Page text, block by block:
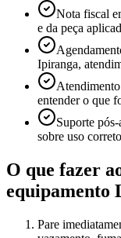
Nota fiscal
e da peça
Ipiranga,
entender o que
Suporte
sobre uso
O que fazer
equipamento
Pare